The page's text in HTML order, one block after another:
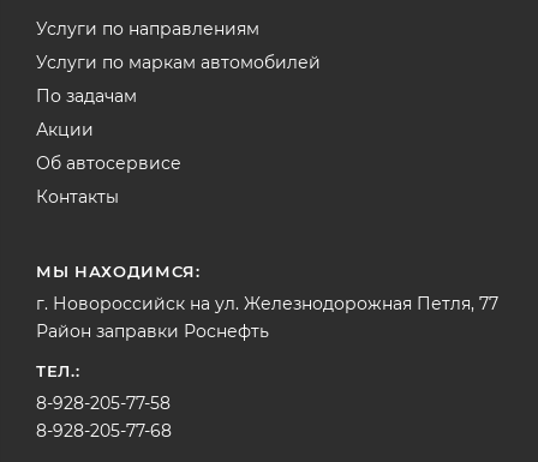
Услуги по направлениям
Услуги по маркам автомобилей
По задачам
Акции
Об автосервисе
Контакты
МЫ НАХОДИМСЯ:
г. Новороссийск на ул. Железнодорожная Петля, 77
Район заправки Роснефть
ТЕЛ.:
8-928-205-77-58
8-928-205-77-68